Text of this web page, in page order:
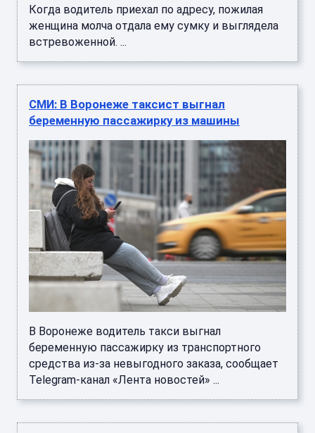
Когда водитель приехал по адресу, пожилая
женщина молча отдала ему сумку и выглядела
встревоженной. ...
СМИ: В Воронеже таксист выгнал
беременную пассажирку из машины
В Воронеже водитель такси выгнал
беременную пассажирку из транспортного
средства из-за невыгодного заказа, сообщает
Telegram-канал «Лента новостей» ...